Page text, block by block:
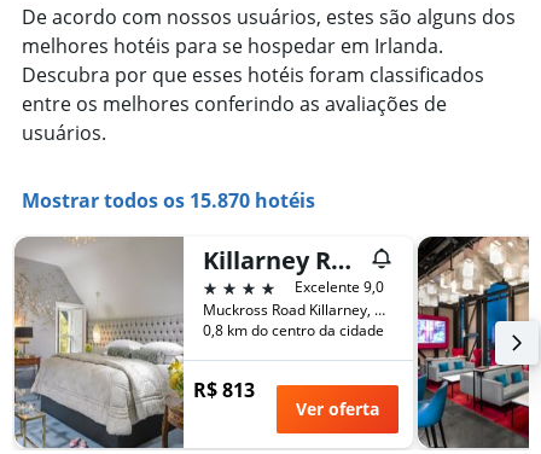
um
quarto
data
de
estadia
O
gráfico
tem
X
exibindo
o
número
de
dias
antes
da
estadia
O
gráfico
De acordo com nossos usuários, estes são alguns dos
melhores hotéis para se hospedar em Irlanda.
Descubra por que esses hotéis foram classificados
entre os melhores conferindo as avaliações de
usuários.
Mostrar todos os 15.870 hotéis
Killarney Randles Hotel
4 estrelas
Excelente 9,0
Muckross Road Killarney, Co. Kerry V93 N264, Killarney, Irlanda
0,8 km do centro da cidade
R$ 813
Ver oferta